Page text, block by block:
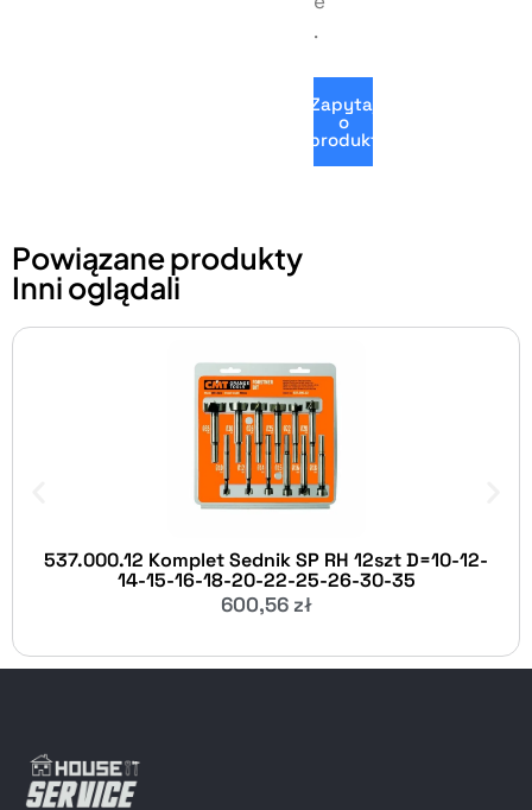
.
Zapytaj
o
produkt
Powiązane produkty
Inni oglądali
537.000.12 Komplet Sednik SP RH 12szt D=10-12-
14-15-16-18-20-22-25-26-30-35
600,56 zł